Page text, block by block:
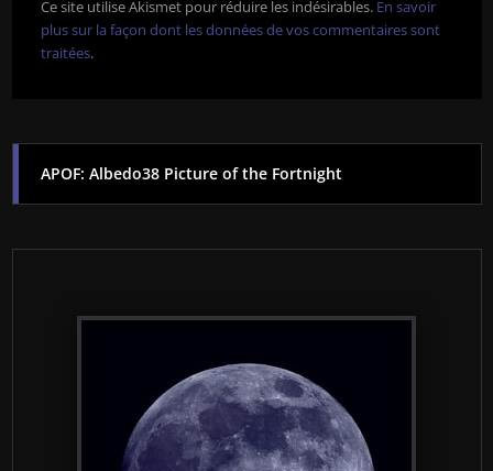
Ce site utilise Akismet pour réduire les indésirables. En savoir
plus sur la façon dont les données de vos commentaires sont
traitées.
APOF: Albedo38 Picture of the Fortnight